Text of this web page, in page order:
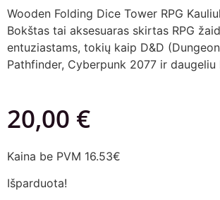
Wooden Folding Dice Tower RPG
Bokštas tai aksesuaras skirtas RPG
entuziastams, tokių kaip D&D
Pathfinder, Cyberpunk 2077 ir daugeliu
20,00 €
Kaina be PVM 16.53€
Išparduota!